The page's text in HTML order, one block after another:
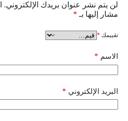
لن يتم نشر عنوان بريدك الإلكتروني.
مشار إليها بـ *
تقييمك *
الاسم *
البريد الإلكتروني *